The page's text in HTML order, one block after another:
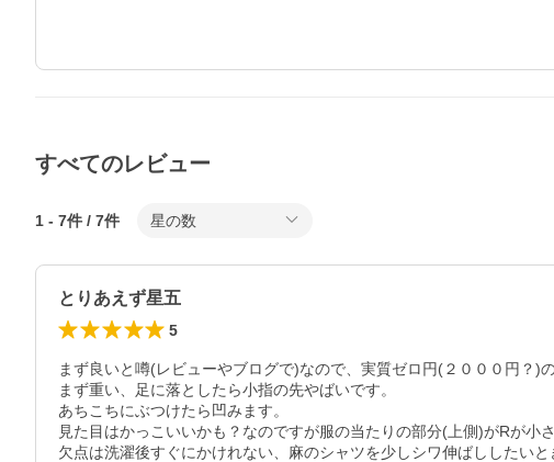
すべてのレビュー
1 - 7件 / 7件 星の数
とりあえず星五
5
まず良いと噂(レビューやブログで)なので、実質ゼロ円(２０００円？)
まず重い、足に落としたら小指の先やばいです。
あちこちにぶつけたら凹みます。
見た目はかっこいいかも？なのですが服の当たりの部分(上側)がRが小
欠点は洗濯後すぐにかけれない、麻のシャツを少しシワ伸ばししたいと